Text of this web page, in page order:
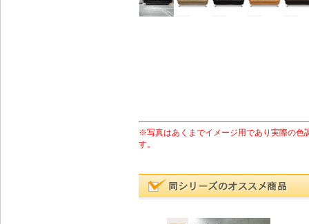
※写真はあくまでイメージ用であり実際の色
す。